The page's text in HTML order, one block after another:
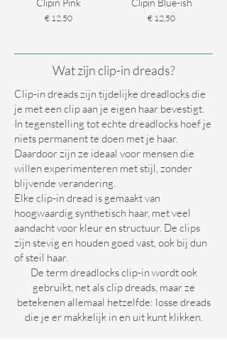
Clipin Pink
Prijs
€ 12,50
Clipin Blue-ish
Prijs
€ 12,50
Wat zijn clip-in dreads?
Clip-in dreads zijn tijdelijke dreadlocks die
je met een clip aan je eigen haar bevestigt.
In tegenstelling tot echte dreadlocks hoef je
niets permanent te doen met je haar.
Daardoor zijn ze ideaal voor mensen die
willen experimenteren met stijl, zonder
blijvende verandering.
Elke clip-in dread is gemaakt van
hoogwaardig synthetisch haar, met veel
aandacht voor kleur en structuur. De clips
zijn stevig en houden goed vast, ook bij dun
of steil haar.
De term dreadlocks clip-in wordt ook
gebruikt, net als clip dreads, maar ze
betekenen allemaal hetzelfde: losse dreads
die je er makkelijk in en uit kunt klikken.